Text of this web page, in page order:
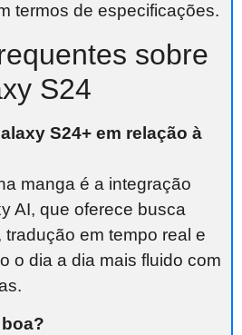
termos de especificações.
sobre
S24
S24+ em relação à
manga é a integração
AI, que oferece busca
em tempo real e
o dia a dia mais fluido com